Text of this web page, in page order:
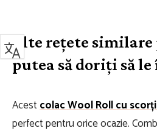
Alte rețete similare
putea să doriți să
Acestcolac Wool Roll cu
perfect pentru orice ocazie.